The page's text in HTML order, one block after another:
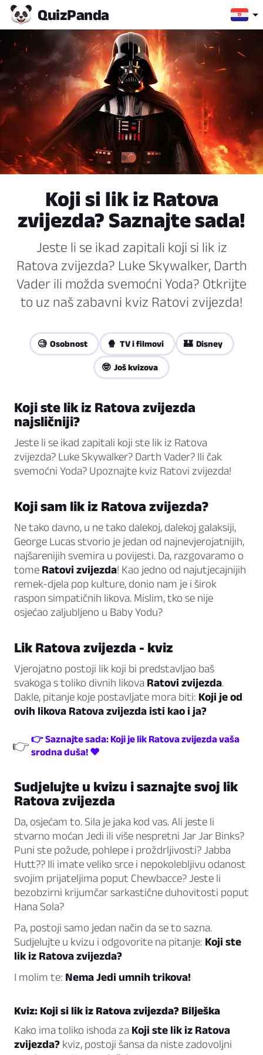
QuizPanda
Koji si lik iz Ratova
zvijezda? Saznajte sada!
Jeste li se ikad zapitali koji si lik iz
Ratova zvijezda? Luke Skywalker, Darth
Vader ili možda svemoćni Yoda? Otkrijte
to uz naš zabavni kviz Ratovi zvijezda!
🧐 Osobnost 🍿 TV i filmovi 🏰 Disney
🤓 Još kvizova
Koji ste lik iz Ratova zvijezda
najsličniji?
Jeste li se ikad zapitali koji ste lik iz Ratova
zvijezda? Luke Skywalker? Darth Vader? Ili čak
svemoćni Yoda? Upoznajte kviz Ratovi zvijezda!
Koji sam lik iz Ratova zvijezda?
Ne tako davno, u ne tako dalekoj, dalekoj galaksiji,
George Lucas stvorio je jedan od najnevjerojatnijih,
najšarenijih svemira u povijesti. Da, razgovaramo o
tome Ratovi zvijezda! Kao jedno od najutjecajnijih
remek-djela pop kulture, donio nam je i širok
raspon simpatičnih likova. Mislim, tko se nije
osjećao zaljubljeno u Baby Yodu?
Lik Ratova zvijezda - kviz
Vjerojatno postoji lik koji bi predstavljao baš
svakoga s toliko divnih likova Ratovi zvijezda.
Dakle, pitanje koje postavljate mora biti: Koji je od
ovih likova Ratova zvijezda isti kao i ja?
👉 👉 Saznajte sada: Koji je lik Ratova zvijezda vaša
srodna duša! ❤
Sudjelujte u kvizu i saznajte svoj lik
Ratova zvijezda
Da, osjećam to. Sila je jaka kod vas. Ali jeste li
stvarno moćan Jedi ili više nespretni Jar Jar Binks?
Puni ste požude, pohlepe i proždrljivosti? Jabba
Hutt?? Ili imate veliko srce i nepokolebljivu odanost
svojim prijateljima poput Chewbacce? Jeste li
bezobzirni krijumčar sarkastične duhovitosti poput
Hana Sola?
Pa, postoji samo jedan način da se to sazna.
Sudjelujte u kvizu i odgovorite na pitanje: Koji ste
lik iz Ratova zvijezda?
I molim te: Nema Jedi umnih trikova!
Kviz: Koji si lik iz Ratova zvijezda? Bilješka
Kako ima toliko ishoda za Koji ste lik iz Ratova
zvijezda? kviz, postoji šansa da niste zadovoljni